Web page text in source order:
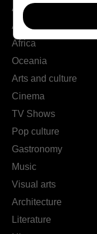
Americas
Asia
Africa
Oceania
Arts and culture
Cinema
TV Shows
Pop culture
Gastronomy
Music
Visual arts
Architecture
Literature